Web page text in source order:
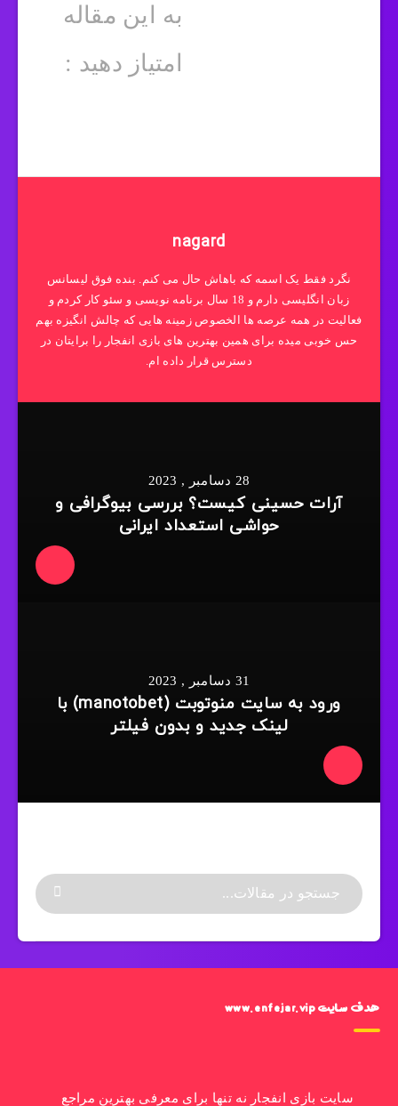
به این مقاله
امتیاز دهید :
nagard
نگرد فقط یک اسمه که باهاش حال می کنم. بنده فوق لیسانس
زبان انگلیسی دارم و 18 سال برنامه نویسی و سئو کار کردم و
فعالیت در همه عرصه ها الخصوص زمینه هایی که چالش انگیزه بهم
حس خوبی میده برای همین بهترین های بازی انفجار را برایتان در
دسترس قرار داده ام.
28 دسامبر , 2023
آرات حسینی کیست؟ بررسی بیوگرافی و
حواشی استعداد ایرانی
31 دسامبر , 2023
ورود به سایت منوتوبت (manotobet) با
لینک جدید و بدون فیلتر
هدف سایت www.enfejar.vip
سایت بازی انفجار نه تنها برای معرفی بهترین مراجع